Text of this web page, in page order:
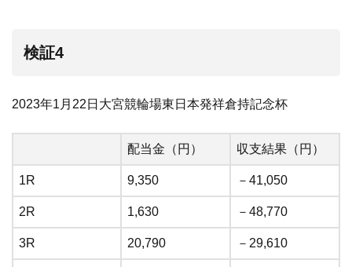
検証4
2023年1月22日大宮競輪場東日本発祥倉持記念杯
配当金（円） 収支結果（円）
1R 9,350 －41,050
2R 1,630 －48,770
3R 20,790 －29,610